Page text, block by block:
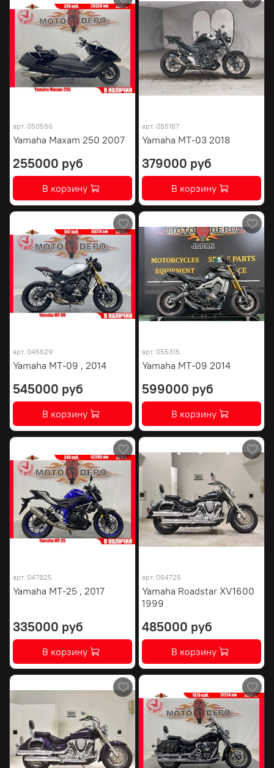
арт. 050566
Yamaha Maxam 250 2007
255000 руб
В корзину
арт. 055187
Yamaha MT-03 2018
379000 руб
В корзину
арт. 045629
Yamaha MT-09 , 2014
545000 руб
В корзину
арт. 055315
Yamaha MT-09 2014
599000 руб
В корзину
арт. 047825
Yamaha MT-25 , 2017
335000 руб
В корзину
арт. 054725
Yamaha Roadstar XV1600
1999
485000 руб
В корзину